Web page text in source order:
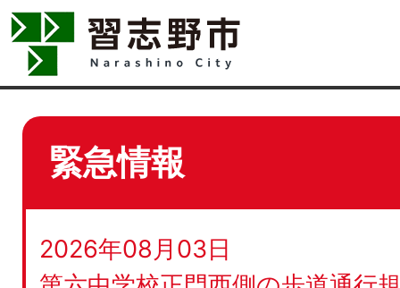
緊急情報
2026年08月03日